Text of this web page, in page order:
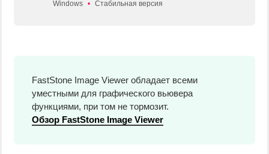
Windows • Стабильная версия
FastStone Image Viewer обладает всеми
уместными для графического вьювера
функциями, при том не тормозит.
Обзор FastStone Image Viewer